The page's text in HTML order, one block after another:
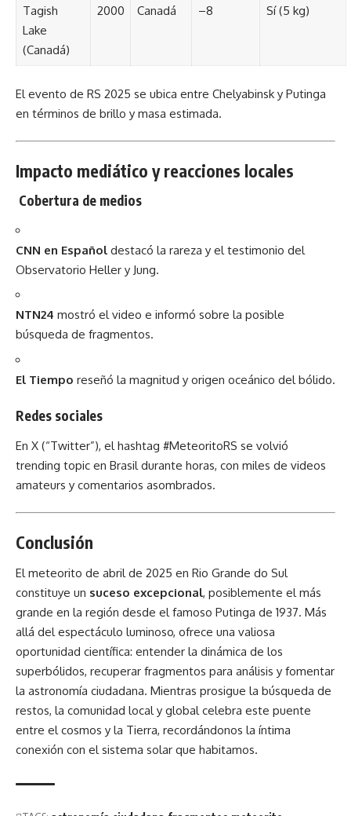
Tagish
Lake
(Canadá)
2000 Canadá –8 Sí (5 kg)
El evento de RS 2025 se ubica entre Chelyabinsk y Putinga
en términos de brillo y masa estimada.
Impacto mediático y reacciones locales
Cobertura de medios
CNN en Español destacó la rareza y el testimonio del
Observatorio Heller y Jung.
NTN24 mostró el video e informó sobre la posible
búsqueda de fragmentos.
El Tiempo reseñó la magnitud y origen oceánico del bólido.
Redes sociales
En X (“Twitter”), el hashtag #MeteoritoRS se volvió
trending topic en Brasil durante horas, con miles de videos
amateurs y comentarios asombrados.
Conclusión
Elmeteorito de abril de 2025 en Rio Grande do Sul
constituye un suceso excepcional, posiblemente el más
grande en la región desde el famoso Putinga de 1937. Más
allá del espectáculo luminoso, ofrece una valiosa
oportunidad científica: entender la dinámica de los
superbólidos, recuperar fragmentos para análisis y fomentar
la astronomía ciudadana. Mientras prosigue la búsqueda de
restos, la comunidad local y global celebra este puente
entre el cosmos y la Tierra, recordándonos la íntima
conexión con el sistema solar que habitamos.